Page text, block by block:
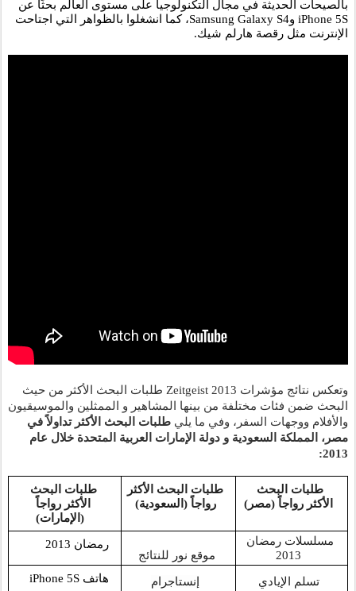
الإنترنت مثل رقصة هارلم شيك.
والأفلام ووجهات السفر، وفي ما يلي
2013:
الأكثر رواجاً
(الإمارات)
طلبات البحث الأكثر
رواجاً (السعودية)
الأكثر رواجاً (مصر)
رمضان 2013
موقع نور للنتائج
2013
هاتف iPhone 5S
إنستاجرام
تسلم الإيادي